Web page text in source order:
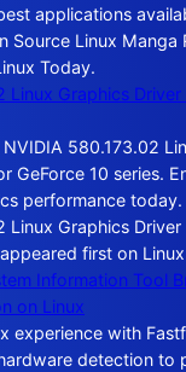
applications
Source Linux Manga
Today.
Linux Graphics
580.173.02
GeForce 10 series.
performance
Linux Graphics
first on
Information Tool
on Linux
experience with
detection to